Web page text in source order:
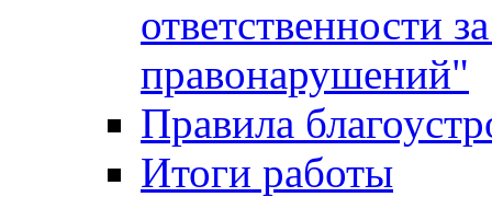
ответственности
правонарушений"
Правила
Итоги работы